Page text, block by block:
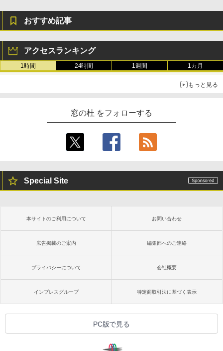
おすすめ記事
アクセスランキング
1時間 24時間 1週間 1カ月
もっと見る
窓の杜 をフォローする
Special Site
本サイトのご利用について お問い合わせ
広告掲載のご案内 編集部へのご連絡
プライバシーについて 会社概要
インプレスグループ 特定商取引法に基づく表示
PC版で見る